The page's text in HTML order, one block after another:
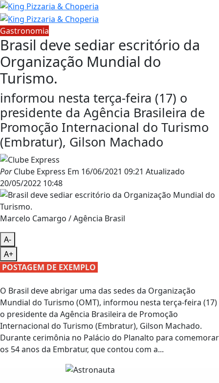
Gastronomia
Brasil deve sediar escritório da
Organização Mundial do
Turismo.
informou nesta terça-feira (17) o
presidente da Agência Brasileira de
Promoção Internacional do Turismo
(Embratur), Gilson Machado
PorClube Express Em 16/06/2021 09:21 Atualizado
20/05/2022 10:48
Marcelo Camargo / Agência Brasil
A-
A+
POSTAGEM DE EXEMPLO
O Brasil deve abrigar uma das sedes da Organização
Mundial do Turismo (OMT), informou nesta terça-feira (17)
o presidente da Agência Brasileira de Promoção
Internacional do Turismo (Embratur), Gilson Machado.
Durante cerimônia no Palácio do Planalto para comemorar
os 54 anos da Embratur, que contou com a...